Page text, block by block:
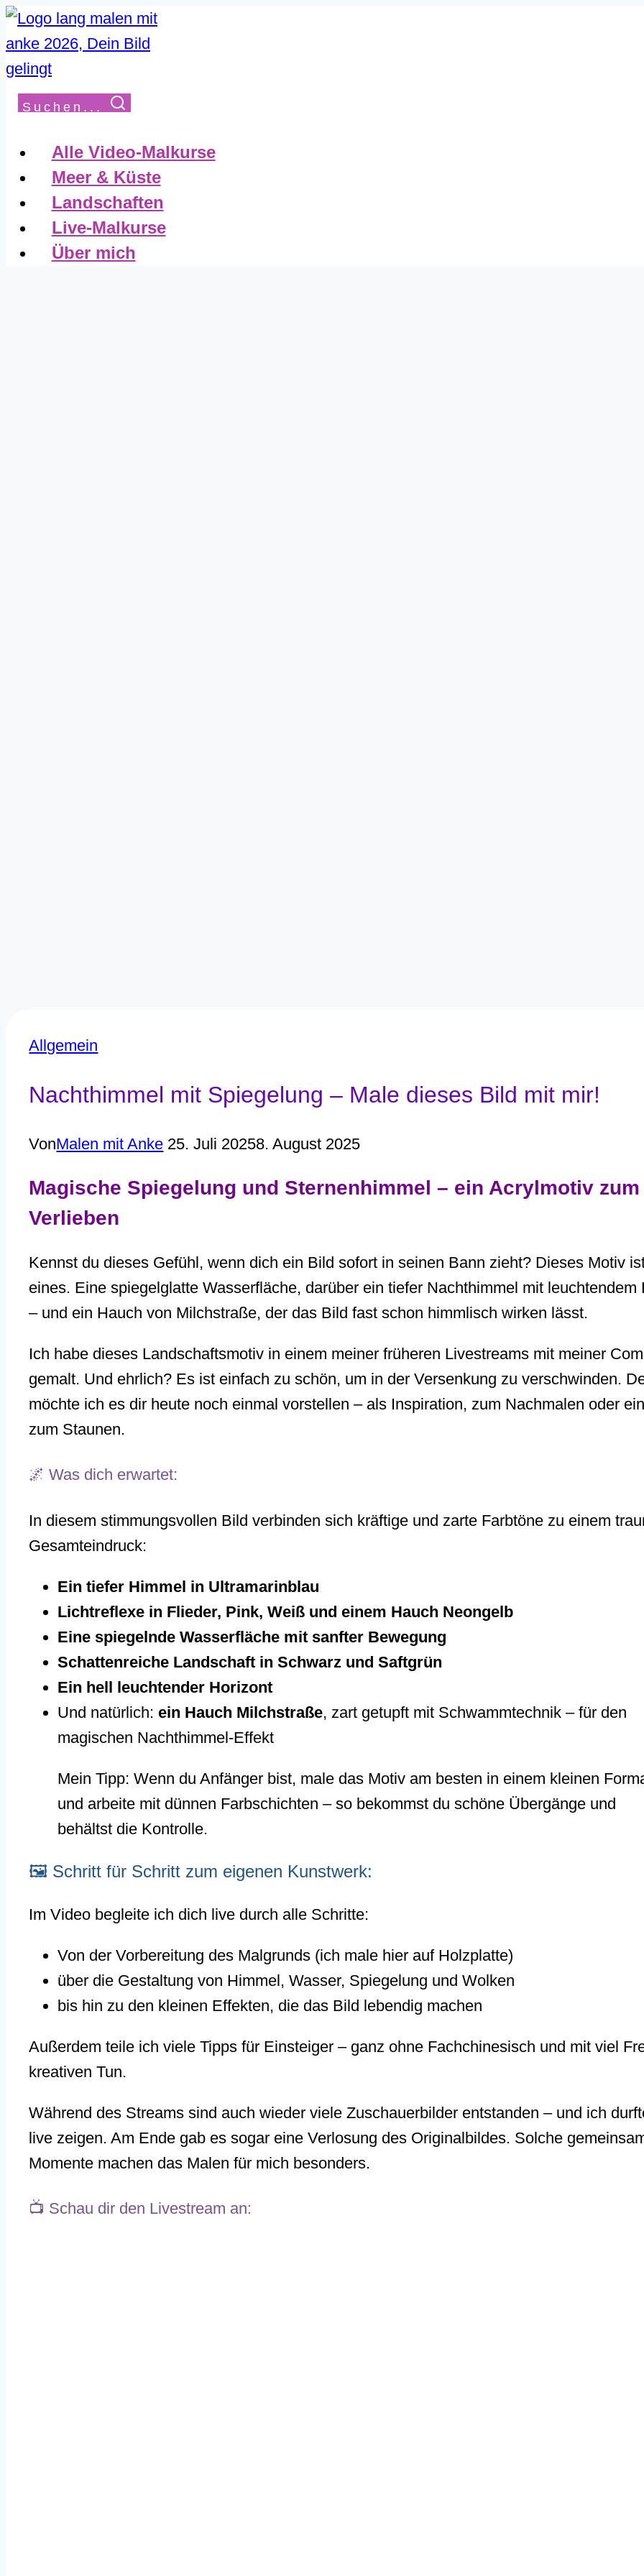
Suchen...
Alle Video-Malkurse
Meer & Küste
Landschaften
Live-Malkurse
Über mich
Allgemein
Nachthimmel mit Spiegelung – Male dieses Bild mit mir!
VonMalen mit Anke 25. Juli 20258. August 2025
Magische Spiegelung und Sternenhimmel – ein Acrylmotiv zum
Verlieben
Kennst du dieses Gefühl, wenn dich ein Bild sofort in seinen Bann zieht? Dieses Motiv
eines. Eine spiegelglatte Wasserfläche, darüber ein tiefer Nachthimmel mit leuchtendem
– und ein Hauch von Milchstraße, der das Bild fast schon himmlisch wirken lässt.
Ich habe dieses Landschaftsmotiv in einem meiner früheren Livestreams mit meiner
gemalt. Und ehrlich? Es ist einfach zu schön, um in der Versenkung zu verschwinden.
möchte ich es dir heute noch einmal vorstellen – als Inspiration, zum Nachmalen oder
zum Staunen.
🌌 Was dich erwartet:
In diesem stimmungsvollen Bild verbinden sich kräftige und zarte Farbtöne zu einem
Gesamteindruck:
Ein tiefer Himmel in Ultramarinblau
Lichtreflexe in Flieder, Pink, Weiß und einem Hauch Neongelb
Eine spiegelnde Wasserfläche mit sanfter Bewegung
Schattenreiche Landschaft in Schwarz und Saftgrün
Ein hell leuchtender Horizont
Und natürlich:ein Hauch Milchstraße, zart getupft mit Schwammtechnik – für den
magischen Nachthimmel-Effekt
Mein Tipp: Wenn du Anfänger bist, male das Motiv am besten in einem kleinen
und arbeite mit dünnen Farbschichten – so bekommst du schöne Übergänge und
behältst die Kontrolle.
🖼 Schritt für Schritt zum eigenen Kunstwerk:
Im Video begleite ich dich live durch alle Schritte:
Von der Vorbereitung des Malgrunds (ich male hier auf Holzplatte)
über die Gestaltung von Himmel, Wasser, Spiegelung und Wolken
bis hin zu den kleinen Effekten, die das Bild lebendig machen
Außerdem teile ich viele Tipps für Einsteiger – ganz ohne Fachchinesisch und mit viel
kreativen Tun.
Während des Streams sind auch wieder viele Zuschauerbilder entstanden – und ich
live zeigen. Am Ende gab es sogar eine Verlosung des Originalbildes. Solche
Momente machen das Malen für mich besonders.
📺 Schau dir den Livestream an: